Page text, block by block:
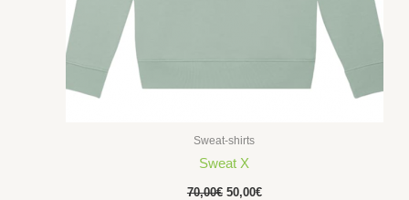
Sweat-shirts
Sweat X
70,00€ 50,00€